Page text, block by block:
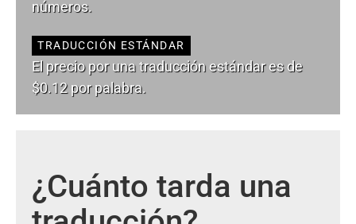
números.
TRADUCCIÓN ESTÁNDAR
El precio por una traducción estándar es de
$0.12 por palabra.
¿Cuánto tarda una